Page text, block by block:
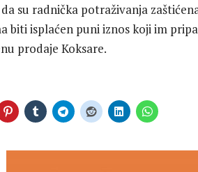
su radnička potraživanja
biti isplaćen puni iznos koji im
prodaje Koksare.